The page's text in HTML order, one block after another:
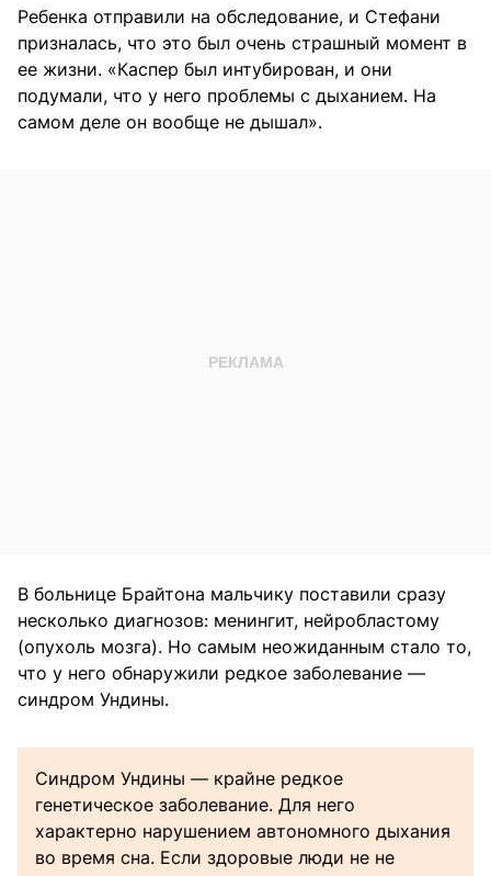
Ребенка отправили на обследование, и Стефани
призналась, что это был очень страшный момент в
ее жизни. «Каспер был интубирован, и они
подумали, что у него проблемы с дыханием. На
самом деле он вообще не дышал».
В больнице Брайтона мальчику поставили сразу
несколько диагнозов: менингит, нейробластому
(опухоль мозга). Но самым неожиданным стало то,
что у него обнаружили редкое заболевание —
синдром Ундины.
Синдром Ундины — крайне редкое
генетическое заболевание. Для него
характерно нарушением автономного дыхания
во время сна. Если здоровые люди не не